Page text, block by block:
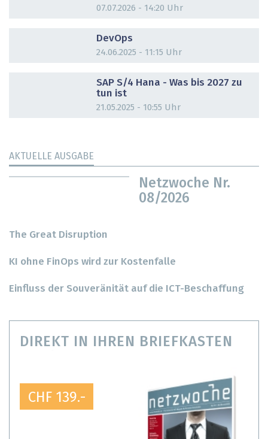
07.07.2026 - 14:20 Uhr
DevOps
24.06.2025 - 11:15 Uhr
SAP S/4 Hana - Was bis 2027 zu
tun ist
21.05.2025 - 10:55 Uhr
AKTUELLE AUSGABE
Netzwoche Nr.
08/2026
The Great Disruption
KI ohne FinOps wird zur Kostenfalle
Einfluss der Souveränität auf die ICT-Beschaffung
DIREKT IN IHREN BRIEFKASTEN
CHF 139.-